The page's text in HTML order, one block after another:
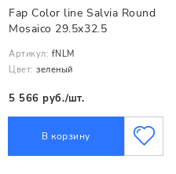
Fap Color line Salvia Round
Mosaico 29.5x32.5
Артикул: fNLM
Цвет: зеленый
5 566 руб./шт.
В корзину